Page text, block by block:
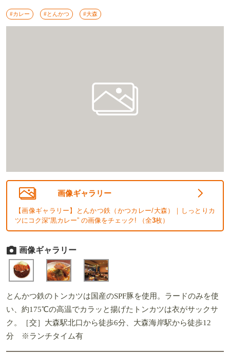
#カレー #とんかつ #大森
画像ギャラリー
【画像ギャラリー】とんかつ鉄（かつカレー/大森）｜しっとりカ
ツにコク深“黒カレー” の画像をチェック! （全3枚）
画像ギャラリー
とんかつ鉄のトンカツは国産のSPF豚を使用。ラードのみを使
い、約175℃の高温でカラッと揚げたトンカツは衣がサックサ
ク。［交］大森駅北口から徒歩6分、大森海岸駅から徒歩12
分 ※ランチタイム有